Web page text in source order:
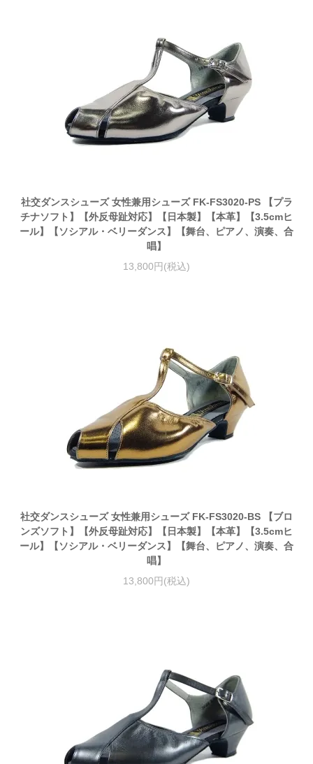
社交ダンスシューズ 女性兼用シューズ FK-FS3020-PS 【プラ
チナソフト】【外反母趾対応】【日本製】【本革】【3.5cmヒ
ール】【ソシアル・ベリーダンス】【舞台、ピアノ、演奏、合
唱】
13,800円(税込)
社交ダンスシューズ 女性兼用シューズ FK-FS3020-BS 【ブロ
ンズソフト】【外反母趾対応】【日本製】【本革】【3.5cmヒ
ール】【ソシアル・ベリーダンス】【舞台、ピアノ、演奏、合
唱】
13,800円(税込)